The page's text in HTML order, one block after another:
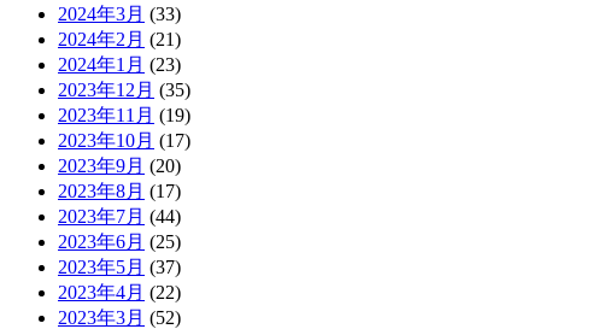
2024年3月 (33)
2024年2月 (21)
2024年1月 (23)
2023年12月 (35)
2023年11月 (19)
2023年10月 (17)
2023年9月 (20)
2023年8月 (17)
2023年7月 (44)
2023年6月 (25)
2023年5月 (37)
2023年4月 (22)
2023年3月 (52)